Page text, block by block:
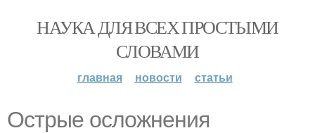
НАУКА ДЛЯ ВСЕХ ПРОСТЫМИ
СЛОВАМИ
главная новости статьи
Острые осложнения